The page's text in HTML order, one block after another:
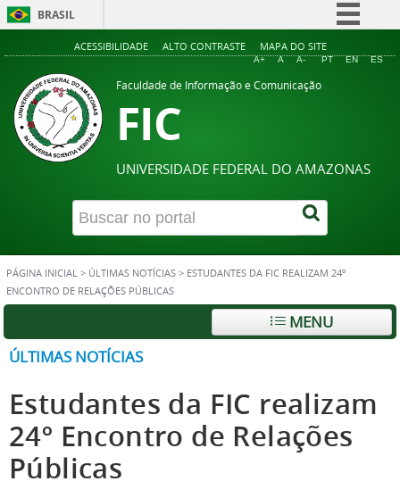
BRASIL
Simplifique!
ACESSIBILIDADE ALTO CONTRASTE MAPA DO SITE
A+ A A- PT EN ES
Faculdade de Informação e Comunicação
FIC
UNIVERSIDADE FEDERAL DO AMAZONAS
PÁGINA INICIAL > ÚLTIMAS NOTÍCIAS > ESTUDANTES DA FIC REALIZAM 24º
ENCONTRO DE RELAÇÕES PÚBLICAS
MENU
ÚLTIMAS NOTÍCIAS
Estudantes da FIC realizam
24º Encontro de Relações
Públicas